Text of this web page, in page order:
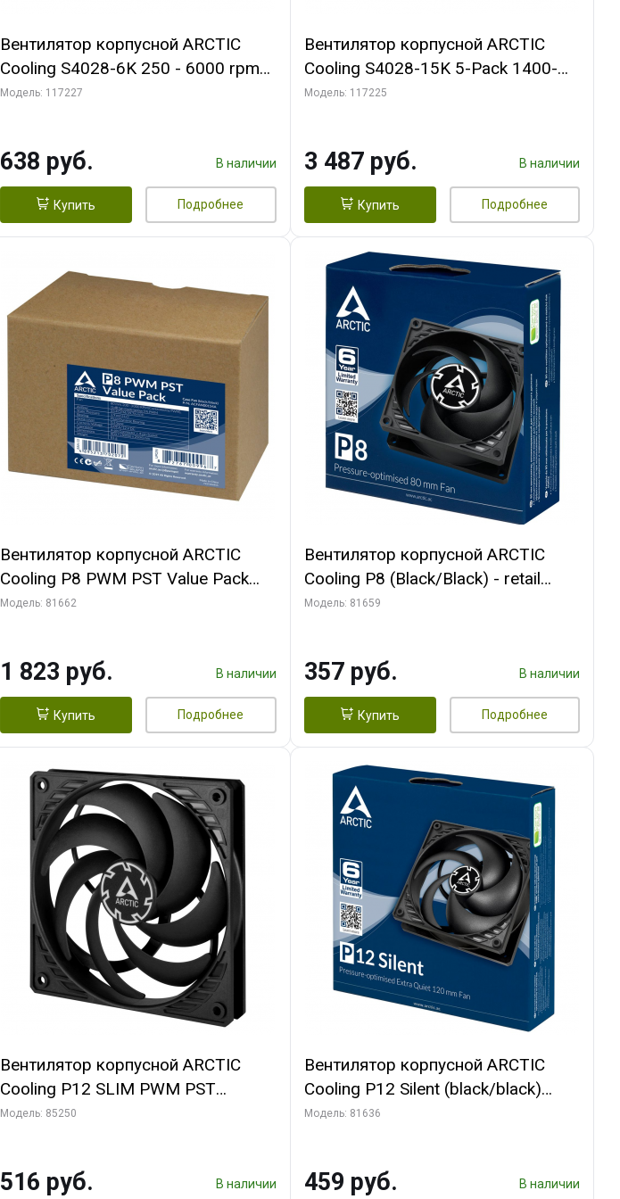
Вентилятор корпусной ARCTIC
Cooling S4028-6K 250 - 6000 rpm
Dual Ball Bearing 4-Pin Fan-
Модель: 117227
638 руб. В наличии
Купить Подробнее
Вентилятор корпусной ARCTIC
Cooling S4028-15K 5-Pack 1400-
15000rpm rpm Dual Ball Bearing 4-
Модель: 117225
3 487 руб. В наличии
Купить Подробнее
Вентилятор корпусной ARCTIC
Cooling P8 PWM PST Value Pack
(Black/Black) - retail
Модель: 81662
1 823 руб. В наличии
Купить Подробнее
Вентилятор корпусной ARCTIC
Cooling P8 (Black/Black) - retail
(ACFAN00147A) (701990)
Модель: 81659
357 руб. В наличии
Купить Подробнее
Вентилятор корпусной ARCTIC
Cooling P12 SLIM PWM PST
(ACFAN00187A) (703130)
Модель: 85250
516 руб. В наличии
Вентилятор корпусной ARCTIC
Cooling P12 Silent (black/black)
(ACFAN00130A)
Модель: 81636
459 руб. В наличии